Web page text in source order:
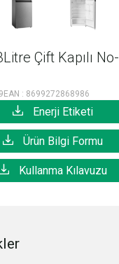
Çift Kapılı
EAN : 8699272868986
Enerji Etiketi
Ürün Bilgi Formu
Kullanma Kılavuzu